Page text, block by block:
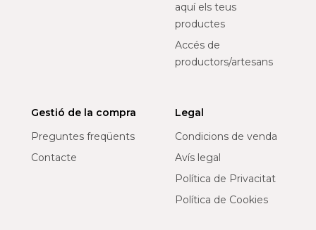
aquí els teus
productes
Accés de
productors/artesans
Gestió de la compra
Preguntes freqüents
Contacte
Legal
Condicions de venda
Avís legal
Política de Privacitat
Política de Cookies